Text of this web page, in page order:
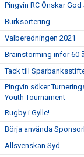
Pingvin RC Önskar
Burksortering
Valberedningen 2021
Brainstorming inför 60
Tack till
Pingvin söker
Youth Tournament
Rugby i Gylle!
Börja använda
Allsvenskan Syd